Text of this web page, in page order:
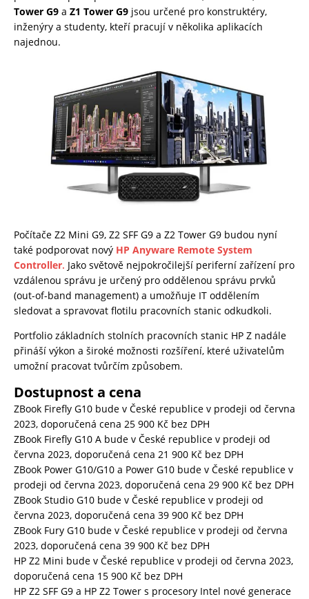
Tower G9 a Z1 Tower G9 jsou určené pro konstruktéry,
inženýry a studenty, kteří pracují v několika aplikacích
najednou.
Počítače Z2 Mini G9, Z2 SFF G9 a Z2 Tower G9 budou nyní
také podporovat nový HP Anyware Remote System
Controller. Jako světově nejpokročilejší periferní zařízení pro
vzdálenou správu je určený pro oddělenou správu prvků
(out-of-band management) a umožňuje IT oddělením
sledovat a spravovat flotilu pracovních stanic odkudkoli.
Portfolio základních stolních pracovních stanic HP Z nadále
přináší výkon a široké možnosti rozšíření, které uživatelům
umožní pracovat tvůrčím způsobem.
Dostupnost a cena
ZBook Firefly G10 bude v České republice v prodeji od června
2023, doporučená cena 25 900 Kč bez DPH
ZBook Firefly G10 A bude v České republice v prodeji od
června 2023, doporučená cena 21 900 Kč bez DPH
ZBook Power G10/G10 a Power G10 bude v České republice v
prodeji od června 2023, doporučená cena 29 900 Kč bez DPH
ZBook Studio G10 bude v České republice v prodeji od
června 2023, doporučená cena 39 900 Kč bez DPH
ZBook Fury G10 bude v České republice v prodeji od června
2023, doporučená cena 39 900 Kč bez DPH
HP Z2 Mini bude v České republice v prodeji od června 2023,
doporučená cena 15 900 Kč bez DPH
HP Z2 SFF G9 a HP Z2 Tower s procesory Intel nové generace